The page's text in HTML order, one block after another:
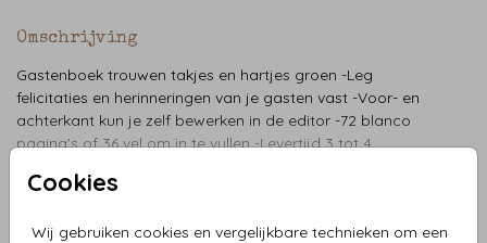
Cookies
Wij gebruiken cookies en vergelijkbare technieken om een
Omschrijving
Gastenboek trouwen takjes en hartjes groen -Leg
felicitaties en herinneringen van je gasten vast -Voor- en
achterkant kun je zelf bewerken in de editor -72 blanco
pagina's of 36 vel om in te vullen -Levertijd 3 tot 4
Toon meer